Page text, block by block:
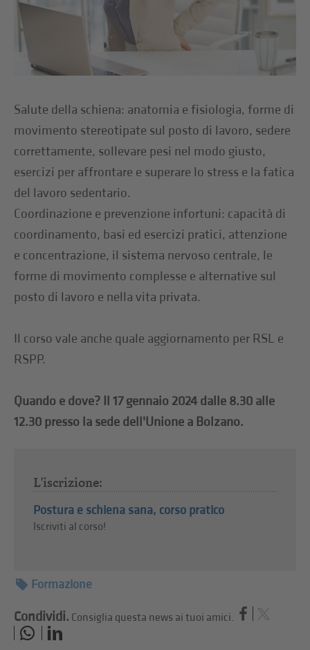
Salute della schiena: anatomia e fisiologia, forme di
movimento stereotipate sul posto di lavoro, sedere
correttamente, sollevare pesi nel modo giusto,
esercizi per affrontare e superare lo stress e la fatica
del lavoro sedentario.
Coordinazione e prevenzione infortuni: capacità di
coordinamento, basi ed esercizi pratici, attenzione
e concentrazione, il sistema nervoso centrale, le
forme di movimento complesse e alternative sul
posto di lavoro e nella vita privata.
Il corso vale anche quale aggiornamento per RSL e
RSPP.
Quando e dove? Il 17 gennaio 2024 dalle 8.30 alle
12.30 presso la sede dell'Unione a Bolzano.
L'iscrizione:
Postura e schiena sana, corso pratico
Iscriviti al corso!
Formazione
Condividi. Consiglia questa news ai tuoi amici.